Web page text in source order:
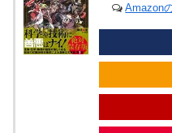
Amazon